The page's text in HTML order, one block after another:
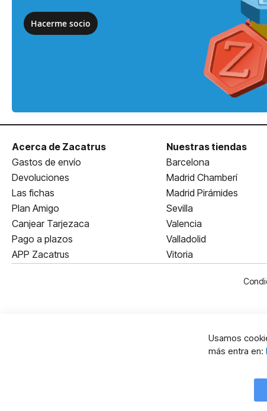
Hacerme socio
Acerca de Zacatrus
Gastos de envío
Devoluciones
Las fichas
Plan Amigo
Canjear Tarjezaca
Pago a plazos
APP Zacatrus
Nuestras tiendas
Barcelona
Madrid Chamberí
Madrid Pirámides
Sevilla
Valencia
Valladolid
Vitoria
Usamos
más entra en: